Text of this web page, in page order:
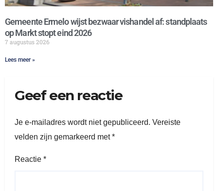
Gemeente Ermelo wijst bezwaar vishandel af: standplaats
op Markt stopt eind 2026
7 augustus 2026
Lees meer »
Geef een reactie
Je e-mailadres wordt niet gepubliceerd. Vereiste
velden zijn gemarkeerd met*
Reactie *